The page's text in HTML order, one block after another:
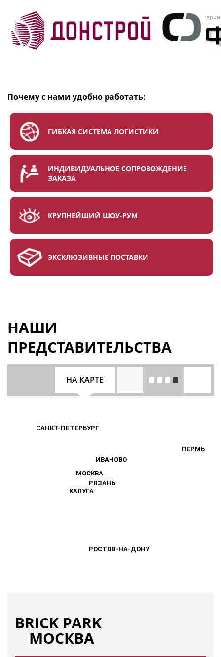
Почему с нами удобно работать:
ГИБКАЯ СИСТЕМА ЛОГИСТИКИ
ИНДИВИДУАЛЬНОЕ СОПРОВОЖДЕНИЕ
ЗАКАЗА
КРУПНЕЙШИЙ ШОУ-РУМ
ЭКСКЛЮЗИВНЫЕ ПОСТАВКИ
НАШИ
ПРЕДСТАВИТЕЛЬСТВА
МОСКВА
САНКТ-ПЕТЕРБУРГ
ИВАНОВО
КАЛУГА
ПЕРМЬ
РОСТОВ-НА-ДОНУ
РЯЗАНЬ
МОСКВА
САНКТ-ПЕТЕРБУРГ
ИВАНОВО
КАЛУГА
ПЕРМЬ
РОСТОВ-НА-ДОНУ
РЯЗАНЬ
НА КАРТЕ
BRICK PARK
МОСКВА